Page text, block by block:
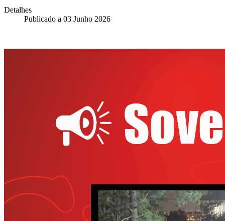
Detalhes
Publicado a 03 Junho 2026